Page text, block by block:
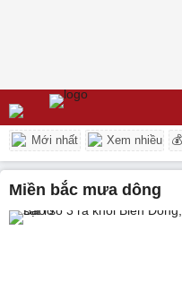
Mới nhất Xem nhiều
miền bắc mưa dông